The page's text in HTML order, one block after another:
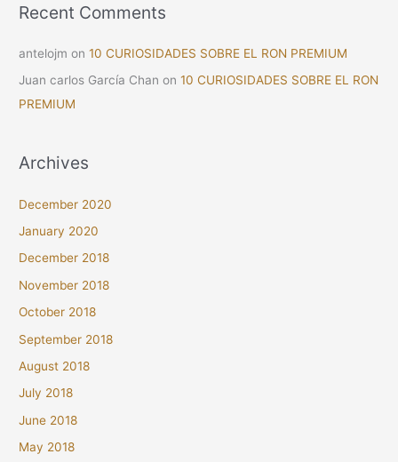
Recent Comments
antelojm on10 CURIOSIDADES SOBRE EL RON PREMIUM
Juan carlos García Chan on10 CURIOSIDADES SOBRE EL RON
PREMIUM
Archives
December 2020
January 2020
December 2018
November 2018
October 2018
September 2018
August 2018
July 2018
June 2018
May 2018